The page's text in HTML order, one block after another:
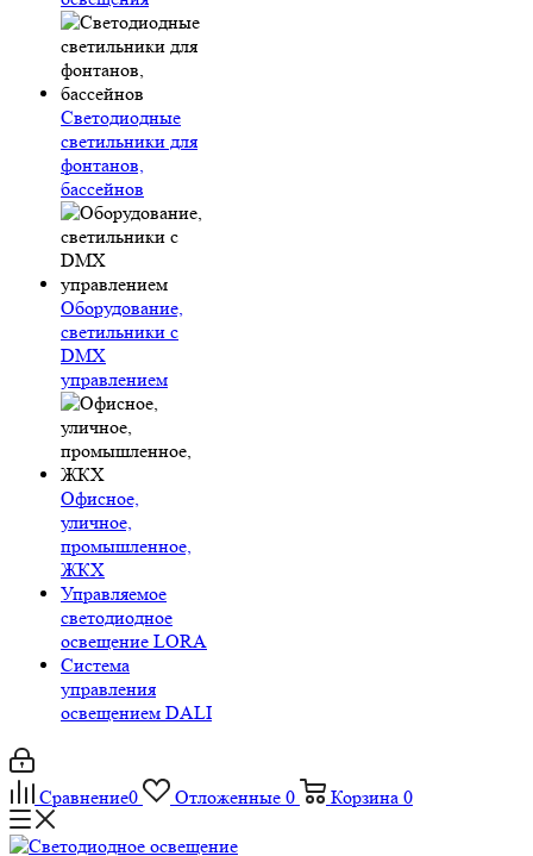
Светодиодные
светильники для
фонтанов,
бассейнов
Оборудование,
светильники с
DMX
управлением
Офисное,
уличное,
промышленное,
ЖКХ
Управляемое
светодиодное
освещение LORA
Система
управления
освещением DALI
Сравнение0 Отложенные 0 Корзина 0